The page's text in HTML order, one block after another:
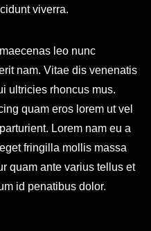
viverra.
leo nunc
nam. Vitae dis venenatis
ultricies rhoncus mus.
quam eros lorem ut vel
Lorem nam eu a
fringilla mollis massa
quam ante varius tellus et
id penatibus dolor.